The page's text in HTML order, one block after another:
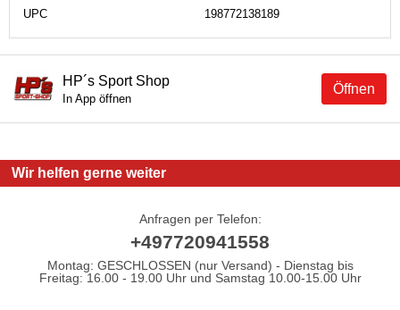
UPC
198772138189
Öffnen
HP´s Sport Shop
In App öffnen
Wir helfen gerne weiter
Anfragen per Telefon:
+497720941558
Montag: GESCHLOSSEN (nur Versand) - Dienstag bis
Freitag: 16.00 - 19.00 Uhr und Samstag 10.00-15.00 Uhr